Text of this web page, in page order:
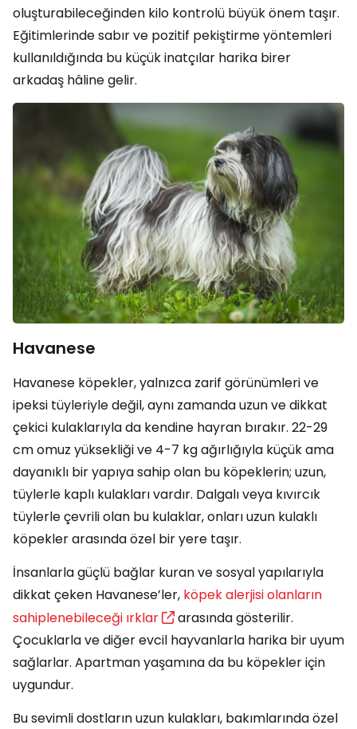
oluşturabileceğinden kilo kontrolü büyük önem taşır.
Eğitimlerinde sabır ve pozitif pekiştirme yöntemleri
kullanıldığında bu küçük inatçılar harika birer
arkadaş hâline gelir.
Havanese
Havanese köpekler, yalnızca zarif görünümleri ve
ipeksi tüyleriyle değil, aynı zamanda uzun ve dikkat
çekici kulaklarıyla da kendine hayran bırakır. 22-29
cm omuz yüksekliği ve 4-7 kg ağırlığıyla küçük ama
dayanıklı bir yapıya sahip olan bu köpeklerin; uzun,
tüylerle kaplı kulakları vardır. Dalgalı veya kıvırcık
tüylerle çevrili olan bu kulaklar, onları uzun kulaklı
köpekler arasında özel bir yere taşır.
İnsanlarla güçlü bağlar kuran ve sosyal yapılarıyla
dikkat çeken Havanese’ler, köpek alerjisi olanların
sahiplenebileceği ırklar
arasında gösterilir.
Çocuklarla ve diğer evcil hayvanlarla harika bir uyum
sağlarlar. Apartman yaşamına da bu köpekler için
uygundur.
Bu sevimli dostların uzun kulakları, bakımlarında özel